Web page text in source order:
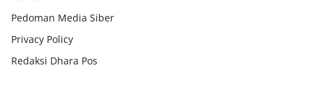
Pedoman Media Siber
Privacy Policy
Redaksi Dhara Pos